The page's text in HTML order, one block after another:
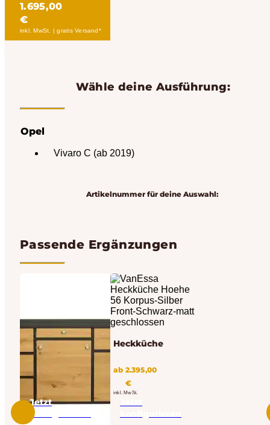
1.695,00
€
inkl. MwSt. | gratis Versand*
Wähle deine Ausführung:
Opel
Vivaro C (ab 2019)
Artikelnummer für deine Auswahl:
Passende Ergänzungen
Jetzt
konfigurieren
Heckküche
ab 2.395,00
€
inkl. MwSt.